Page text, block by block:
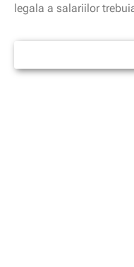
legala a salariilor